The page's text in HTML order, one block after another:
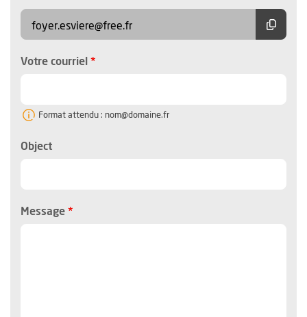
foyer.esviere@free.fr
Votre courriel, champ obligatoire
Format attendu : nom@domaine.fr
Object
Message, champ obligatoire